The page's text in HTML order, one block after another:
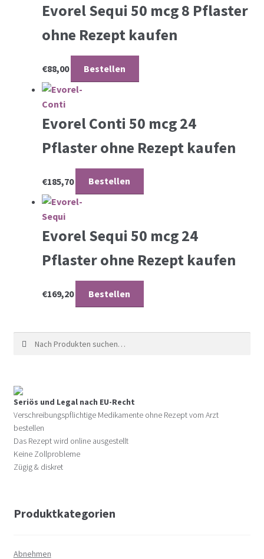
Evorel Sequi 50 mcg 8 Pflaster
ohne Rezept kaufen
€88,00 Bestellen
Evorel Conti 50 mcg 24
Pflaster ohne Rezept kaufen
€185,70 Bestellen
Evorel Sequi 50 mcg 24
Pflaster ohne Rezept kaufen
€169,20 Bestellen
Suche nach:
Seriös und Legal nach EU-Recht
Verschreibungspflichtige Medikamente ohne Rezept vom Arzt
bestellen
Das Rezept wird online ausgestellt
Keine Zollprobleme
Zügig & diskret
Produktkategorien
Abnehmen